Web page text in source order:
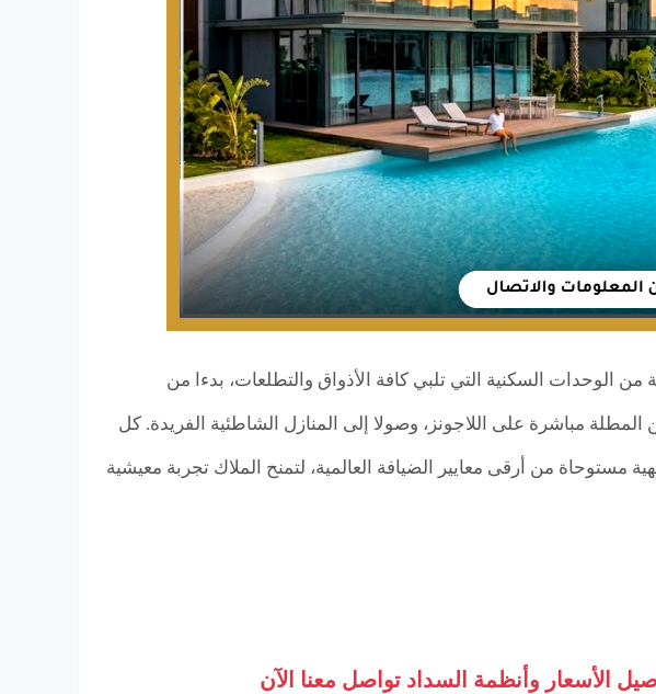
الوحدات السكنية التي تلبي كافة الأذواق والتطلعات، بدءا من
المطلة مباشرة على اللاجونز، وصولا إلى المنازل الشاطئية الفريدة. كل
مستوحاة من أرقى معايير الضيافة العالمية، لتمنح الملاك تجربة معيشية
الأسعار وأنظمة السداد تواصل معنا الآن